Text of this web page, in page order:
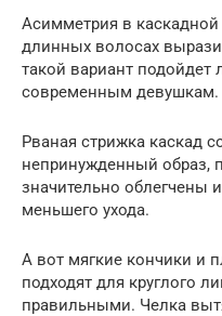
Асимметрия в каскадной
длинных волосах
такой вариант
современным девушкам.
Рваная стрижка каскад
непринужденный образ,
значительно облегчены
меньшего ухода.
А вот мягкие кончики и
подходят для круглого
правильными. Челка